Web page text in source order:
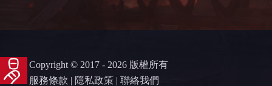
Copyright © 2017 - 2026 版權所有
服務條款 | 隱私政策 | 聯絡我們